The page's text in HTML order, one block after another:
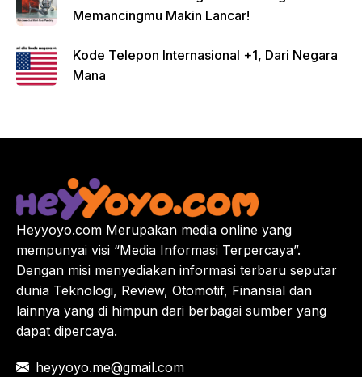
Memancingmu Makin Lancar!
Kode Telepon Internasional +1, Dari Negara
Mana
Heyyoyo.com Merupakan media online yang
mempunyai visi “Media Informasi Terpercaya”.
Dengan misi menyediakan informasi terbaru seputar
dunia Teknologi, Review, Otomotif, Finansial dan
lainnya yang di himpun dari berbagai sumber yang
dapat dipercaya.
heyyoyo.me@gmail.com